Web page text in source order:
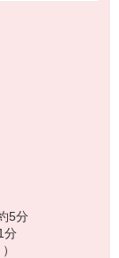
したい方や、日
ー・オペレータ
務に取り組める体
多く、やりがい
5分
分